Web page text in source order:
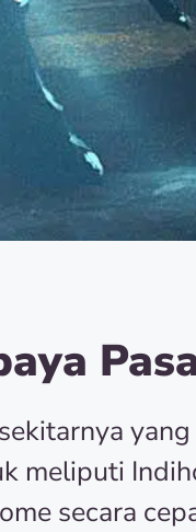
meliputi
secara